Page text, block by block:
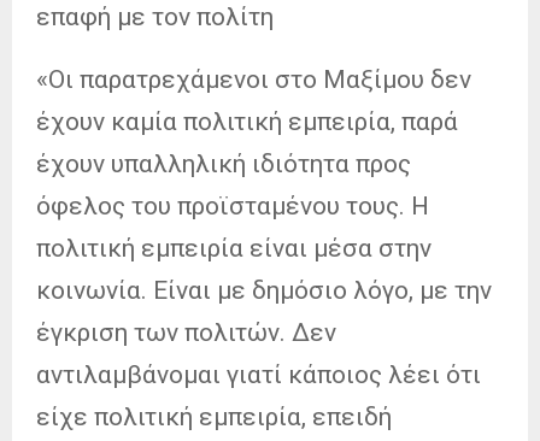
επαφή με τον πολίτη
«Οι παρατρεχάμενοι στο Μαξίμου δεν
έχουν καμία πολιτική εμπειρία, παρά
έχουν υπαλληλική ιδιότητα προς
όφελος του προϊσταμένου τους. Η
πολιτική εμπειρία είναι μέσα στην
κοινωνία. Είναι με δημόσιο λόγο, με την
έγκριση των πολιτών. Δεν
αντιλαμβάνομαι γιατί κάποιος λέει ότι
είχε πολιτική εμπειρία, επειδή